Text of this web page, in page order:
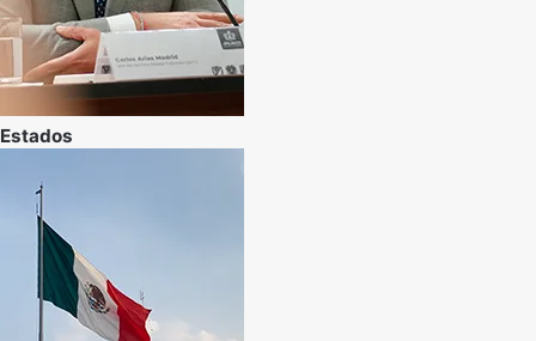
Estados